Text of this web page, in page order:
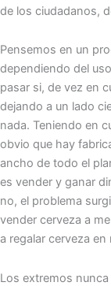
de los ciudadanos,
Pensemos en un
dependiendo del
pasar si, de vez en
dejando a un lado
nada. Teniendo en
obvio que hay
ancho de todo el
es vender y ganar
no, el problema
vender cerveza a
a regalar cerveza
Los extremos